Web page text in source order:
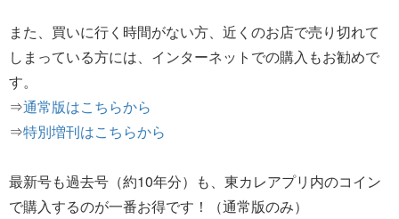
また、買いに行く時間がない方、近くのお店で売り切れて
しまっている方には、インターネットでの購入もお勧めで
す。
⇒通常版はこちらから
⇒特別増刊はこちらから
最新号も過去号（約10年分）も、東カレアプリ内のコイン
で購入するのが一番お得です！（通常版のみ）